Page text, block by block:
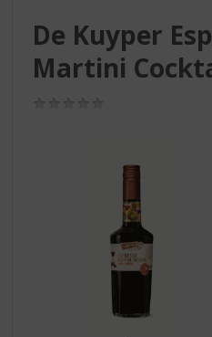
De Kuyper
Martini